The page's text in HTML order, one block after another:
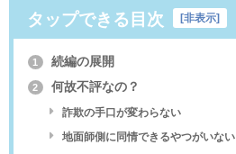
タップできる目次 [非表示]
1 続編の展開
2 何故不評なの？
詐欺の手口が変わらない
地面師側に同情できるやつがいない